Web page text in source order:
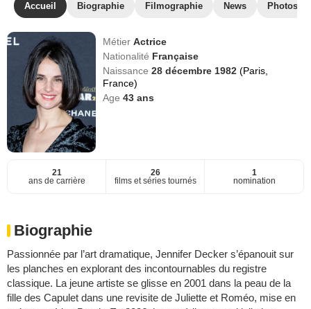
Accueil Biographie Filmographie News Photos
MétierActrice
Nationalité Française
Naissance28 décembre 1982(Paris,
France)
Age43 ans
21
ans de carrière
26
films et séries tournés
1
nomination
Biographie
Passionnée par l’art dramatique, Jennifer Decker s’épanouit sur
les planches en explorant des incontournables du registre
classique. La jeune artiste se glisse en 2001 dans la peau de la
fille des Capulet dans une revisite de Juliette et Roméo, mise en